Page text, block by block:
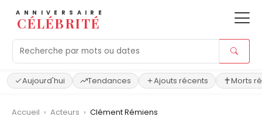
ANNIVERSAIRE
CÉLÉBRITÉ
Aujourd'hui Tendances Ajouts récents Morts
Accueil › Acteurs › Clément Rémiens